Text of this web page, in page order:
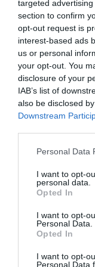
targeted
section to confirm
opt-out request is
interest-based ads
us or personal
your opt-out. You
disclosure of your
IAB’s list of
also be disclosed
Downstream
Personal Data
I want to opt-
personal data.
Opted In
I want to opt-
Personal Data.
Opted In
I want to opt-
Personal Data
Mondial, la care
artizanal pentru
explodat,
anchetatorii aflaţi
De asemenea,
bidon de cinci
benzină.
Ponta: Nu s-a
incident, a fost
foarte rău”.
rău. Asemenea